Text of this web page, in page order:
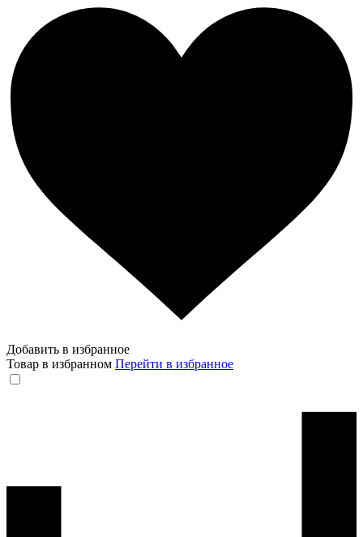
Добавить в избранное
Товар в избранном Перейти в избранное